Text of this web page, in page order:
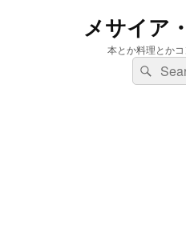
メサイア
本とか料理とか
検
索:
検
索